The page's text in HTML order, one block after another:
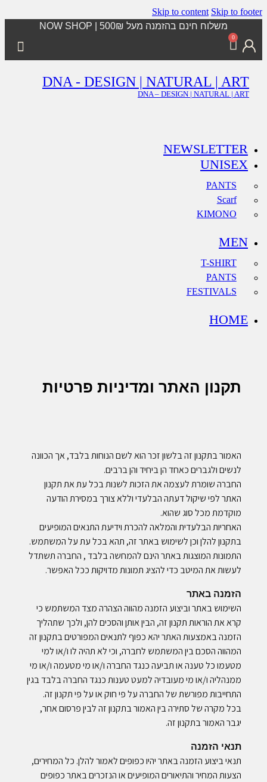
Skip to content Skip to footer
משלוח חינם בהזמנה מעל 500₪ | NOW SHOP
0
DNA - DESIGN | NATURAL | ART
DNA – DESIGN | NATURAL | ART
NEWSLETTER
UNISEX
PANTS
Scarf
KIMONO
MEN
T-SHIRT
PANTS
FESTIVALS
HOME
תקנון האתר ומדיניות פרטיות
האמור בתקנון זה בלשון זכר הוא לשם הנוחות בלבד, אך הכוונה
לנשים ולגברים כאחד הן ביחיד והן ברבים.
החברה שומרת לעצמה את הזכות לשנות בכל עת את תקנון
האתר לפי שיקול דעתה הבלעדי וללא צורך במסירת הודעה
מוקדמת מכל סוג שהוא.
האחריות הבלעדית והמלאה להכרת וידיעת התנאים המופיעים
בתקנון להלן וכן לשימוש באתר זה, תהא בכל עת על המשתמש.
התמונות המוצגות באתר הינם להמחשה בלבד , החברה תשתדל
לעשות את המיטב כדי להציג תמונות מדויקות ככל האפשר.
הזמנה באתר
השימוש באתר וביצוע הזמנה מהווה הצהרה מצד המשתמש כי
קרא את הוראות תקנון זה, הבין אותן והסכים להן, ולכך שתהליך
הזמנה באמצעות האתר יהא כפוף לתנאים המפורטים בתקנון זה
המהווה הסכם בין המשתמש לחברה, וכי לא תהיה לו ו/או למי
מטעמו כל טענה או תביעה כנגד החברה ו/או מי מטעמה ו/או מי
ממנהליה ו/או מי מעובדיה למעט טענות כנגד החברה בלבד בגין
התחייבות מפורשת של החברה על פי חוק או על פי תקנון זה.
בכל מקרה של סתירה בין האמור בתקנון זה לבין פרסום אחר,
יגבר האמור בתקנון זה.
תנאי הזמנה
תנאי ביצוע הזמנה באתר יהיו כפופים לאמור להלן. כל המחירים,
הצעות המחיר והתיאורים המופיעים או הנזכרים באתר כפופים